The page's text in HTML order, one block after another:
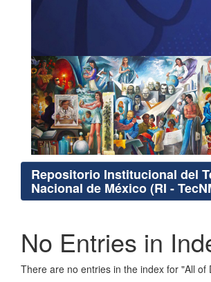
Repositorio Institucional del
Nacional de México (RI -
No Entries in
There are no entries in the index for "All of